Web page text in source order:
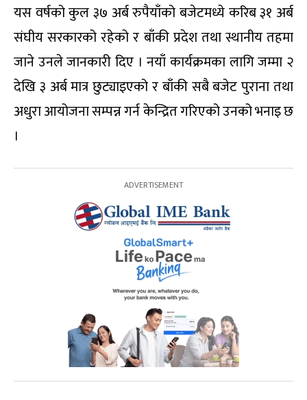
यस वर्षको कुल ३७ अर्ब रुपैयाँको बजेटमध्ये करिब ३१ अर्ब
संघीय सरकारको रहेको र बाँकी प्रदेश तथा स्थानीय तहमा
जाने उनले जानकारी दिए । नयाँ कार्यक्रमका लागि जम्मा २
देखि ३ अर्ब मात्र छुट्याइएको र बाँकी सबै बजेट पुराना तथा
अधुरा आयोजना सम्पन्न गर्न केन्द्रित गरिएको उनको भनाइ छ
।